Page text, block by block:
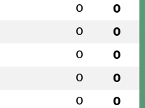
0 0
0 0
0 0
0 0
0 0